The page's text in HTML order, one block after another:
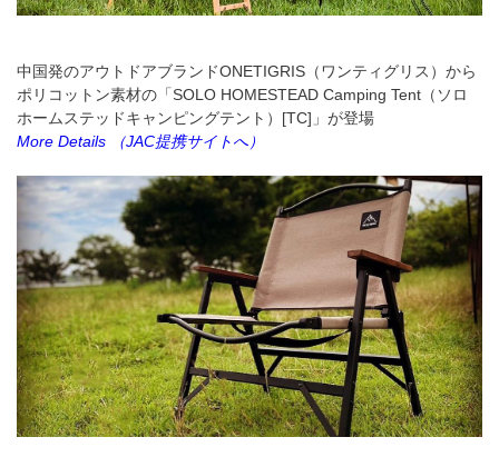
中国発のアウトドアブランドONETIGRIS（ワンティグリス）から
ポリコットン素材の「SOLO HOMESTEAD Camping Tent（ソロ
ホームステッドキャンピングテント）[TC]」が登場
More Details
（JAC提携サイトへ）